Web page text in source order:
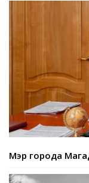
Мэр города